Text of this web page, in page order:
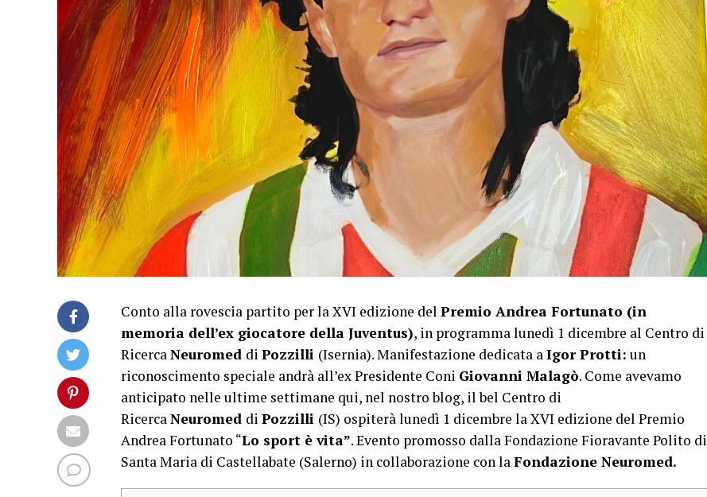
Conto alla rovescia partito per la XVI edizione del Premio Andrea Fortunato (in
memoria dell’ex giocatore della Juventus), in programma lunedì 1 dicembre al Centro di
RicercaNeuromed di Pozzilli (Isernia). Manifestazione dedicata aIgor Protti: un
riconoscimento speciale andrà all’ex Presidente Coni Giovanni Malagò. Come avevamo
anticipato nelle ultime settimane qui, nel nostro blog, il bel Centro di
RicercaNeuromed di Pozzilli (IS) ospiterà lunedì 1 dicembre la XVI edizione del Premio
Andrea Fortunato “Lo sport è vita”. Evento promosso dalla Fondazione Fioravante Polito di
Santa Maria di Castellabate (Salerno) in collaborazione con laFondazione Neuromed.